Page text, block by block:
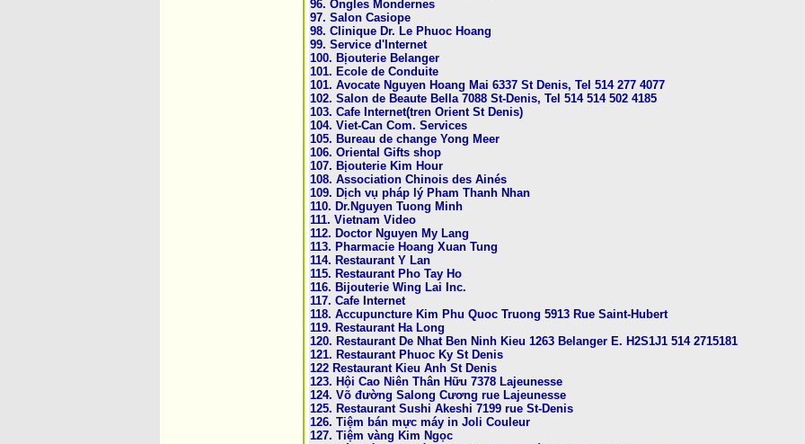
96. O­ngles Mondernes
97. Salon Casiope
98. Clinique Dr. Le Phuoc Hoang
99. Service d'Internet
100. Bịouterie Belanger
101. Ecole de Conduite
101. Avocate Nguyen Hoang Mai 6337 St Denis, Tel 514 277 4077
102. Salon de Beaute Bella 7088 St-Denis, Tel 514 514 502 4185
103. Cafe Internet(tren Orient St Denis)
104. Viet-Can Com. Services
105. Bureau de change Yong Meer
106. Oriental Gifts shop
107. Bịouterie Kim Hour
108. Association Chinois des Ainés
109. Dịch vụ pháp lý Pham Thanh Nhan
110. Dr.Nguyen Tuong Minh
111. Vietnam Video
112. Doctor Nguyen My Lang
113. Pharmacie Hoang Xuan Tung
114. Restaurant Y Lan
115. Restaurant Pho Tay Ho
116. Bijouterie Wing Lai Inc.
117. Cafe Internet
118. Accupuncture Kim Phu Quoc Truong 5913 Rue Saint-Hubert
119. Restaurant Ha Long
120. Restaurant De Nhat Ben Ninh Kieu 1263 Belanger E. H2S1J1 514 2715181
121. Restaurant Phuoc Ky St Denis
122 Restaurant Kieu Anh St Denis
123. Hội Cao Niên Thân Hữu 7378 Lajeunesse
124. Võ đường Salong Cương rue Lajeunesse
125. Restaurant Sushi Akeshi 7199 rue St-Denis
126. Tiệm bán mực máy in Joli Couleur
127. Tiệm vàng Kim Ngọc